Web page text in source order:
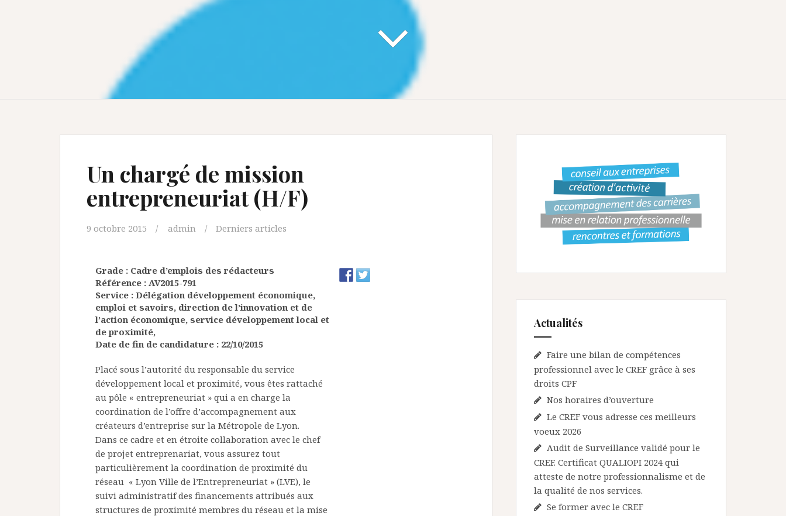
Un chargé de mission
entrepreneuriat (H/F)
9 octobre 2015 admin Derniers articles
Grade : Cadre d’emplois des rédacteurs
Référence : AV2015-791
Service : Délégation développement économique,
emploi et savoirs, direction de l’innovation et de
l’action économique, service développement local et
de proximité,
Date de fin de candidature : 22/10/2015
Placé sous l’autorité du responsable du service
développement local et proximité, vous êtes rattaché
au pôle « entrepreneuriat » qui a en charge la
coordination de l’offre d’accompagnement aux
créateurs d’entreprise sur la Métropole de Lyon.
Dans ce cadre et en étroite collaboration avec le chef
de projet entreprenariat, vous assurez tout
particulièrement la coordination de proximité du
réseau « Lyon Ville de l’Entrepreneuriat » (LVE), le
suivi administratif des financements attribués aux
structures de proximité membres du réseau et la mise
Actualités
Faire une bilan de compétences
professionnel avec le CREF grâce à ses
droits CPF
Nos horaires d’ouverture
Le CREF vous adresse ces meilleurs
voeux 2026
Audit de Surveillance validé pour le
CREF. Certificat QUALIOPI 2024 qui
atteste de notre professionnalisme et de
la qualité de nos services.
Se former avec le CREF